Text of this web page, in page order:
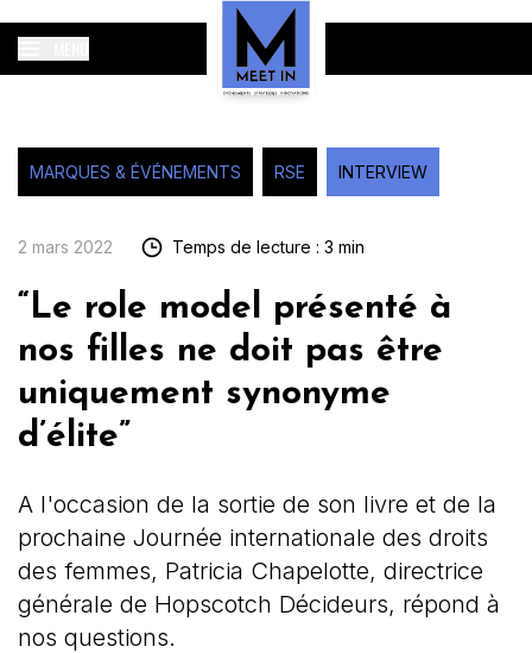
MARQUES & ÉVÉNEMENTS RSE INTERVIEW
2 mars 2022 Temps de lecture : 3 min
“Le role model présenté à
nos filles ne doit pas être
uniquement synonyme
d’élite”
A l'occasion de la sortie de son livre et de la
prochaine Journée internationale des droits
des femmes, Patricia Chapelotte, directrice
générale de Hopscotch Décideurs, répond à
nos questions.